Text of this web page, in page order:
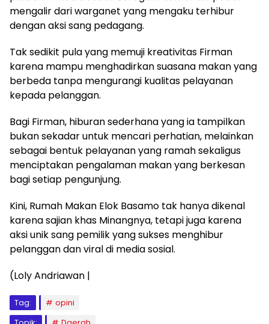
mengalir dari warganet yang mengaku terhibur
dengan aksi sang pedagang.
Tak sedikit pula yang memuji kreativitas Firman
karena mampu menghadirkan suasana makan yang
berbeda tanpa mengurangi kualitas pelayanan
kepada pelanggan.
Bagi Firman, hiburan sederhana yang ia tampilkan
bukan sekadar untuk mencari perhatian, melainkan
sebagai bentuk pelayanan yang ramah sekaligus
menciptakan pengalaman makan yang berkesan
bagi setiap pengunjung.
Kini, Rumah Makan Elok Basamo tak hanya dikenal
karena sajian khas Minangnya, tetapi juga karena
aksi unik sang pemilik yang sukses menghibur
pelanggan dan viral di media sosial.
(Loly Andriawan |
Tag:
opini